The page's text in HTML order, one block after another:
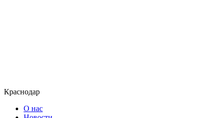
Краснодар
О нас